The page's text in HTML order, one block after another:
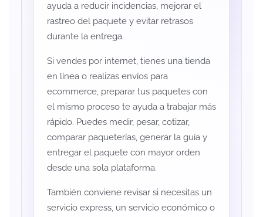
ayuda a reducir incidencias, mejorar el
rastreo del paquete y evitar retrasos
durante la entrega.
Si vendes por internet, tienes una tienda
en línea o realizas envíos para
ecommerce, preparar tus paquetes con
el mismo proceso te ayuda a trabajar más
rápido. Puedes medir, pesar, cotizar,
comparar paqueterías, generar la guía y
entregar el paquete con mayor orden
desde una sola plataforma.
También conviene revisar si necesitas un
servicio express, un servicio económico o